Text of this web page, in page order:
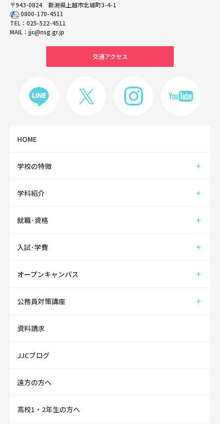
〒943-0824 新潟県上越市北城町3-4-1
0800-170-4511
TEL： 025-522-4511
MAIL： jjc@nsg.gr.jp
交通アクセス
HOME
学校の特徴
学科紹介
就職･資格
入試･学費
オープンキャンパス
公務員対策講座
資料請求
JJCブログ
遠方の方へ
高校1・2年生の方へ